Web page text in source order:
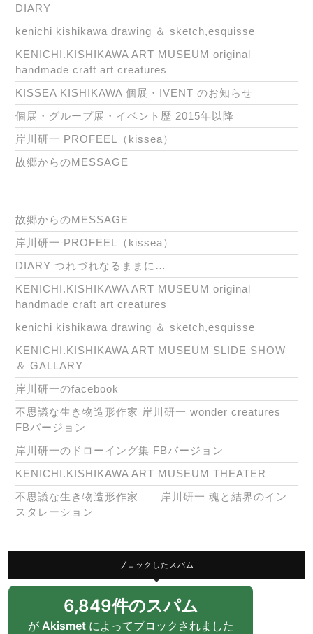
DIARY
kenichi kishikawa drawing ＆ sketch,esquisse
KENICHI.KISHIKAWA ART MUSEUM original
handmade craft art creatures
KISSEA KISHIKAWA 個展・IVENT のお知らせ
個展・グループ展・イベント歴 2015年以降
岸川研一 PROFEEL（kissea）
故郷からのMESSAGE
故郷からのMESSAGE
岸川研一 PROFEEL（kissea）
DIARY つれづれなるままに…
KENICHI.KISHIKAWA ART MUSEUM original
handmade craft art creatures
kenichi kishikawa drawing ＆ sketch,esquisse
KENICHI.KISHIKAWA ART MUSEUM SLIDE SHOW
＆ GALLARY
岸川研一のfacebook
不思議な生き物造形作家 岸川研一 wonder creatures
FBバージョン
岸川研一のドローイング集 FBバージョン
KENICHI.KISHIKAWA ART MUSEUM THEATER
不思議な生き物造形作家 岸川研一 魂と結界のイン
スタレーション
ブロックしたスパム
6,849件のスパム
が Akismetによってブロックされました